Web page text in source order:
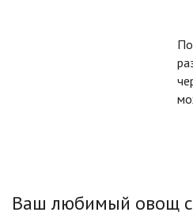
Ваш любимый овощ